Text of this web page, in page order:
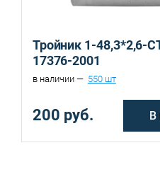
Тройник 1-48,3*2,6-
17376-2001
в наличии — 550 шт
200 руб. В